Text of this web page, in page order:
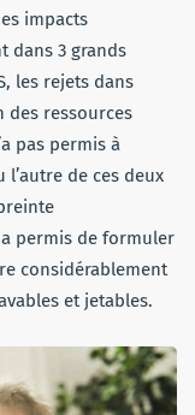
impacts
dans 3 grands
les rejets dans
des ressources
pas permis à
l’autre de ces deux
permis de formuler
considérablement
et jetables.